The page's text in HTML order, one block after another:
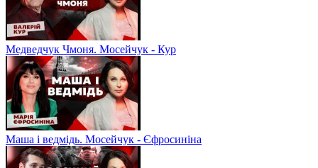
Медведчук Чмоня. Мосейчук - Кур
Маша і ведмідь. Мосейчук - Єфросиніна